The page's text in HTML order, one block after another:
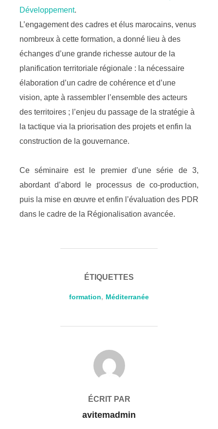
Développement.
L’engagement des cadres et élus marocains, venus
nombreux à cette formation, a donné lieu à des
échanges d’une grande richesse autour de la
planification territoriale régionale : la nécessaire
élaboration d’un cadre de cohérence et d’une
vision, apte à rassembler l’ensemble des acteurs
des territoires ; l’enjeu du passage de la stratégie à
la tactique via la priorisation des projets et enfin la
construction de la gouvernance.
Ce séminaire est le premier d’une série de 3,
abordant d’abord le processus de co-production,
puis la mise en œuvre et enfin l’évaluation des PDR
dans le cadre de la Régionalisation avancée.
ÉTIQUETTES
formation, Méditerranée
AUTEUR DE LA PUBLICATION
ÉCRIT PAR
avitemadmin